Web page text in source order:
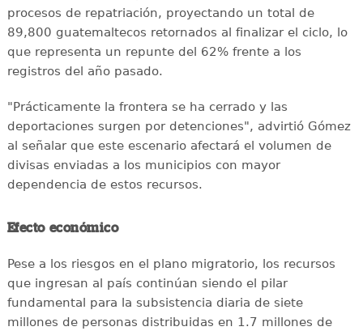
procesos de repatriación, proyectando un total de
89,800 guatemaltecos retornados al finalizar el ciclo, lo
que representa un repunte del 62% frente a los
registros del año pasado.
"Prácticamente la frontera se ha cerrado y las
deportaciones surgen por detenciones", advirtió Gómez
al señalar que este escenario afectará el volumen de
divisas enviadas a los municipios con mayor
dependencia de estos recursos.
Efecto económico
Pese a los riesgos en el plano migratorio, los recursos
que ingresan al país continúan siendo el pilar
fundamental para la subsistencia diaria de siete
millones de personas distribuidas en 1.7 millones de